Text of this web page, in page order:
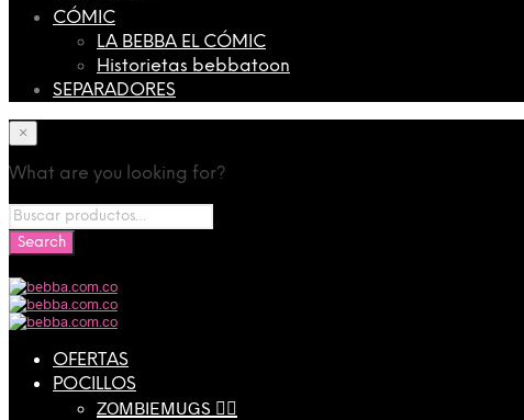
CÓMIC
LA BEBBA EL CÓMIC
Historietas bebbatoon
SEPARADORES
×
What are you looking for?
OFERTAS
POCILLOS
ZOMBIEMUGS 🧟‍♂️